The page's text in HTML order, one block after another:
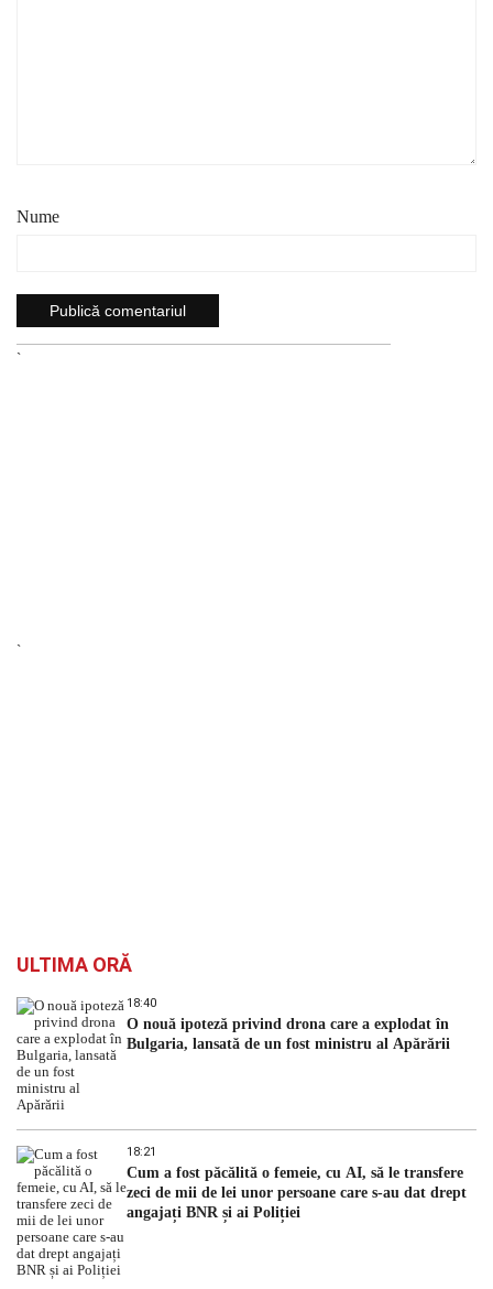
Nume
`
`
ULTIMA ORĂ
18:40
O nouă ipoteză privind drona care a explodat în
Bulgaria, lansată de un fost ministru al Apărării
18:21
Cum a fost păcălită o femeie, cu AI, să le transfere
zeci de mii de lei unor persoane care s-au dat drept
angajați BNR și ai Poliției